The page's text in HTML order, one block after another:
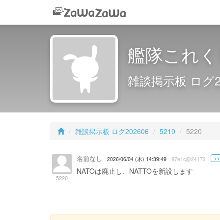
艦隊これ
雑談掲示板 ログ
雑談掲示板 ログ202606 5210 5220
5220
名前なし 2026/06/04 (木) 14:39:49 97e1c@24172
NATOは廃止し、NATTOを新設します